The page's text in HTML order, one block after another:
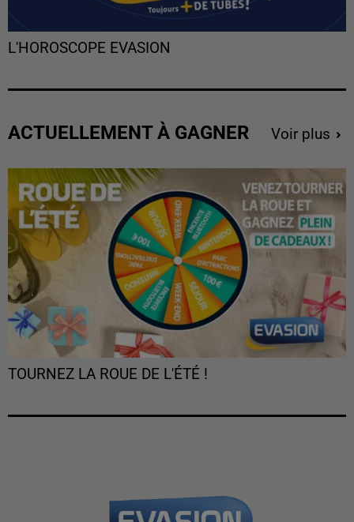
L'HOROSCOPE EVASION
ACTUELLEMENT À GAGNER Voir plus
TOURNEZ LA ROUE DE L'ÉTÉ !